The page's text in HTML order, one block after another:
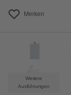
Merken
Weitere
Ausführungen